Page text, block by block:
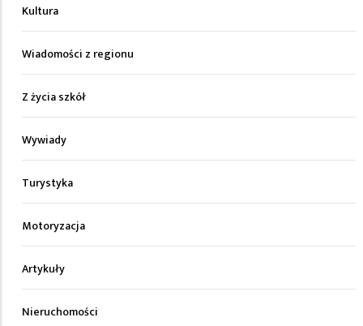
Kultura
Wiadomości z regionu
Z życia szkół
Wywiady
Turystyka
Motoryzacja
Artykuły
Nieruchomości